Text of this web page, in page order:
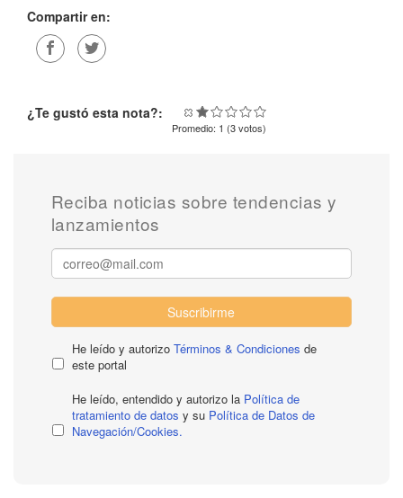
Compartir en:
¿Te gustó esta nota?:
Promedio: 1 (3votos)
Reciba noticias sobre tendencias y
lanzamientos
Suscribirme
He leído y autorizo Términos & Condiciones de
este portal
He leído, entendido y autorizo la Política de
tratamiento de datos y su Política de Datos de
Navegación/Cookies.